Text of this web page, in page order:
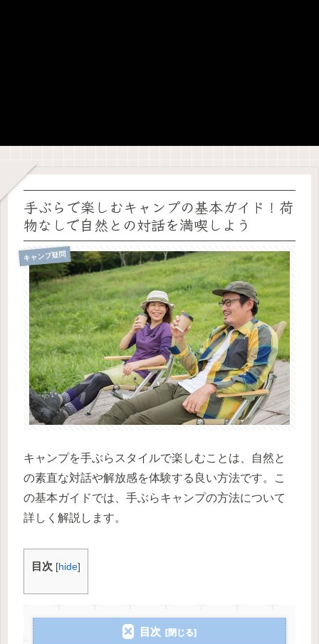
手ぶらで楽しむキャンプの基本ガイド！荷
物なしで自然との対話を満喫しよう
キャンプ疑問
キャンプを手ぶらスタイルで楽しむことは、自然と
の素直な対話や解放感を体験する良い方法です。こ
の基本ガイドでは、手ぶらキャンプの方法について
詳しく解説します。
目次 [hide]
目次